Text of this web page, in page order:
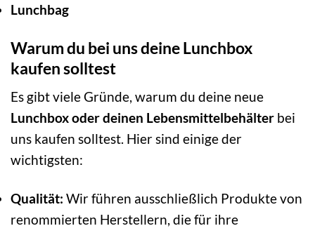
Lunchbag
Warum du bei uns deine Lunchbox
kaufen solltest
Es gibt viele Gründe, warum du deine neue
Lunchbox oder deinen Lebensmittelbehälter bei
uns kaufen solltest. Hier sind einige der
wichtigsten:
Qualität: Wir führen ausschließlich Produkte von
renommierten Herstellern, die für ihre